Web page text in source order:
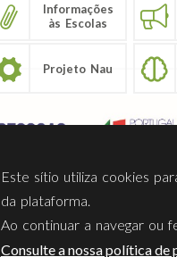
Informações
às Escolas
Projeto Nau
Sobre Nós
Este sítio utiliza cookies
da plataforma.
Ao continuar a navegar ou
Consulte a nossa política de